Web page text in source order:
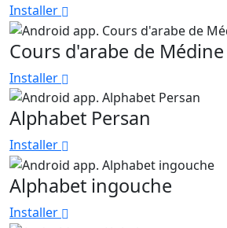
Installer
Cours d'arabe de
Installer
Alphabet Persan
Installer
Alphabet ingouche
Installer